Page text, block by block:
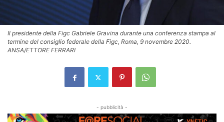
Il presidente della Figc Gabriele Gravina durante una conferenza stampa al
termine del consiglio federale della Figc, Roma, 9 novembre 2020.
ANSA/ETTORE FERRARI
- pubblicità -